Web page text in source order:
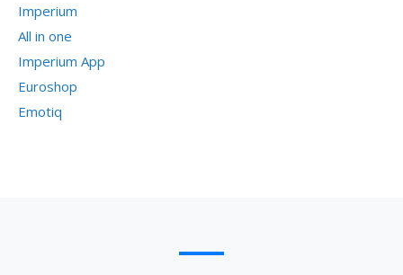
Imperium
All in one
Imperium App
Euroshop
Emotiq